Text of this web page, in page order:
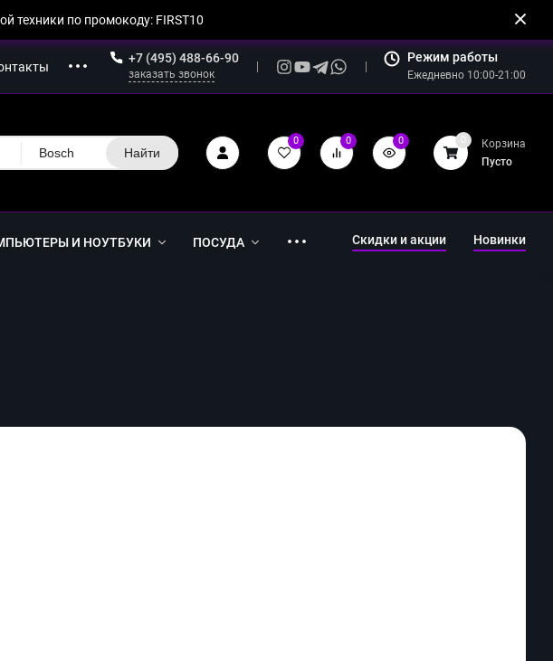
техники по промокоду: FIRST10
+7 (495) 488-66-90
заказать звонок
Режим работы
Ежедневно 10:00-21:00
Bosch Найти
0 0 0 0
Корзина
Пусто
И НОУТБУКИ ПОСУДА Скидки и акции Новинки